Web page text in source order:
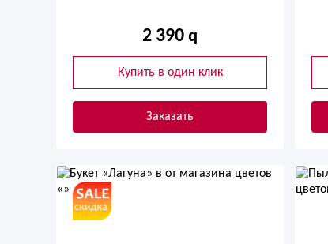
2 390
Купить в один клик
Заказать